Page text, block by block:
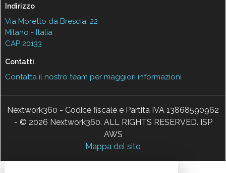
Indirizzo
Via Moretto da Brescia, 22
Milano - Italia
CAP 20133
Contatti
Contatta il nostro team per maggiori informazioni
Nextwork360 - Codice fiscale e Partita IVA 13868590962
- © 2026 Nextwork360. ALL RIGHTS RESERVED. ISP
AWS
Mappa del sito